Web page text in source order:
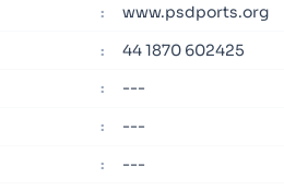
: www.psdports.org
: 44 1870 602425
: ---
: ---
: ---